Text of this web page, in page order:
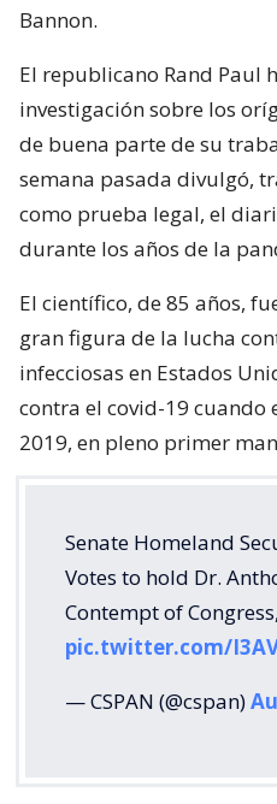
Bannon.
El republicano Rand Paul
investigación sobre los
de buena parte de su
semana pasada divulgó,
como prueba legal, el
durante los años de la
El científico, de 85 años,
gran figura de la lucha
infecciosas en Estados
contra el covid-19 cuando
2019, en pleno primer
Senate Homeland
Votes to hold Dr.
Contempt of
pic.twitter.com/
— CSPAN (@cspan)